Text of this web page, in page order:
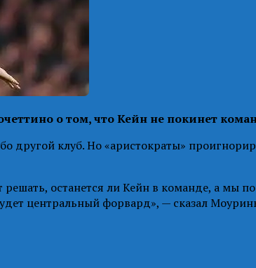
о том, что Кейн не покинет
другой клуб. Но «аристократы»
решать, останется ли Кейн в команде, а
центральный форвард», — сказал